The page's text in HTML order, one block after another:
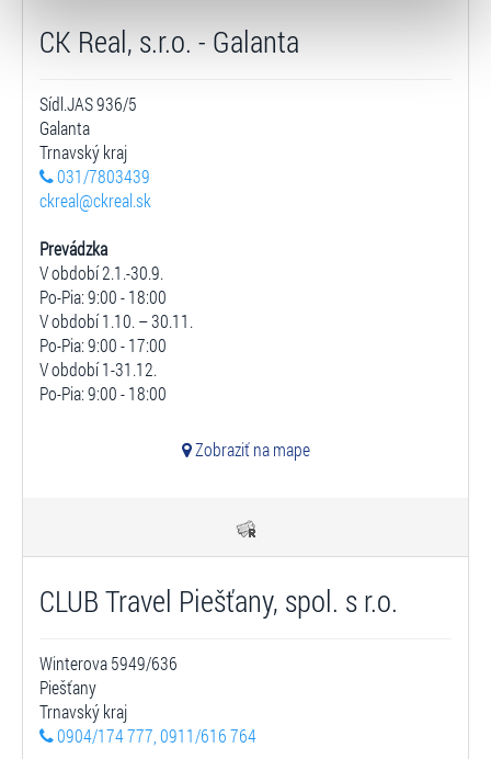
zpracování upravíte zaškrtnutím příslušné varianty. Svoji
volbu můžete kdykoliv změnit v zápatí stránky v záložce
CK Real, s.r.o. - Galanta
Sídl.JAS 936/5
Galanta
Trnavský kraj
031/7803439
ckreal@ckreal.sk
Prevádzka
V období 2.1.-30.9.
Po-Pia: 9:00 - 18:00
V období 1.10. – 30.11.
Po-Pia: 9:00 - 17:00
V období 1-31.12.
Po-Pia: 9:00 - 18:00
Zobraziť na mape
CLUB Travel Piešťany, spol. s r.o.
Winterova 5949/636
Piešťany
Trnavský kraj
0904/174 777, 0911/616 764